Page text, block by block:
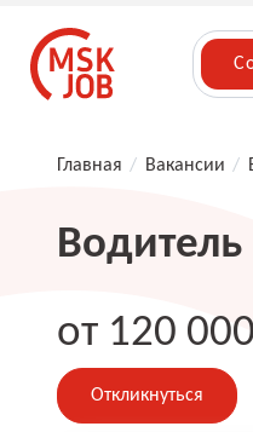
Главная / Вакансии /
Водитель
от 120
Откликнуться